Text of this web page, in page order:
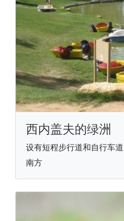
西内盖夫的绿洲
设有短程步行道和自行车
南方